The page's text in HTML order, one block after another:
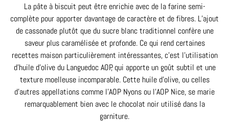
La pâte à biscuit peut être enrichie avec de la farine semi-
complète pour apporter davantage de caractère et de fibres. L’ajout
de cassonade plutôt que du sucre blanc traditionnel confère une
saveur plus caramélisée et profonde. Ce qui rend certaines
recettes maison particulièrement intéressantes, c’est l’utilisation
d’huile d’olive du Languedoc AOP, qui apporte un goût subtil et une
texture moelleuse incomparable. Cette huile d’olive, ou celles
d’autres appellations comme l’AOP Nyons ou l’AOP Nice, se marie
remarquablement bien avec le chocolat noir utilisé dans la
garniture.